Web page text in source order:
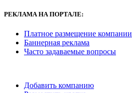
РЕКЛАМАНА ПОРТАЛЕ:
Платное размещение компании
Баннерная реклама
Часто задаваемые вопросы
Добавить компанию